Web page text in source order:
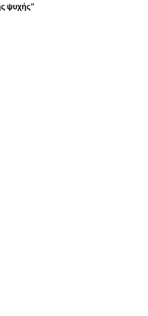
ψυχής”